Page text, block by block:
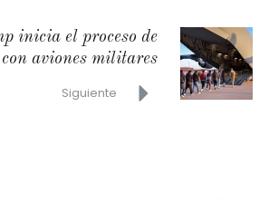
inicia el proceso de
aviones militares
Siguiente